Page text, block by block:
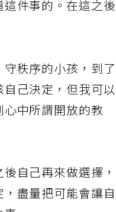
件事的。在這之後
秩序的小孩，到了
己決定，但我可以
中所謂開放的教
自己再來做選擇，
盡量把可能會讓自